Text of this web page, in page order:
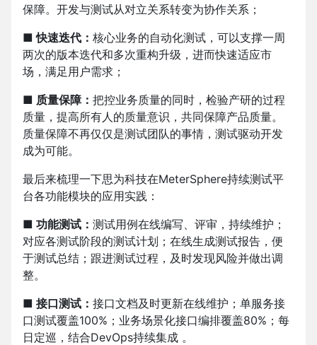
保障。开发与测试从对立关系转变为协作关系；
■ 快速迭代： 核心业务的自动化测试，可以支撑一周
两次的版本迭代和多次重构升级，进而快速适应市
场，满足用户需求；
■ 质量保障： 把控业务质量的同时，检验产研的过程
质量，提高所有人的质量意识，共同保障产品质量。
质量保障不再仅仅是测试团队的事情，测试驱动开发
成为可能。
最后来梳理一下思为科技在MeterSphere持续测试平
台各功能模块的应用实践：
■ 功能测试： 测试用例在线编写、评审，持续维护；
对应各测试阶段的测试计划；在线生成测试报告，便
于测试总结；跟进测试过程，及时发现风险并做出调
整。
■ 接口测试： 接口文档及时更新在线维护；单服务接
口测试覆盖100%；业务场景化接口编排覆盖80%；每
日定巡，结合DevOps持续集成 。